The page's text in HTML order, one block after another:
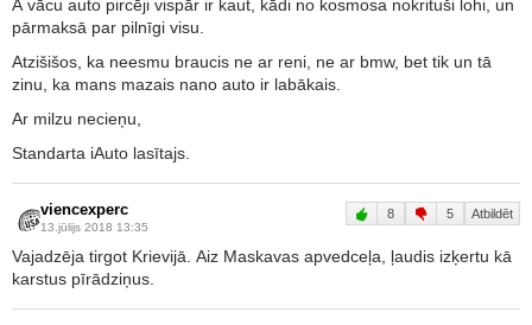
A vācu auto pircēji vispār ir kaut, kādi no kosmosa nokrituši lohi, un
pārmaksā par pilnīgi visu.
Atzišišos, ka neesmu braucis ne ar reni, ne ar bmw, bet tik un tā
zinu, ka mans mazais nano auto ir labākais.
Ar milzu necieņu,
Standarta iAuto lasītajs.
viencexperc
13.jūlijs 2018 13:35
8 5 Atbildēt
Vajadzēja tirgot Krievijā. Aiz Maskavas apvedceļa, ļaudis izķertu kā
karstus pīrādziņus.